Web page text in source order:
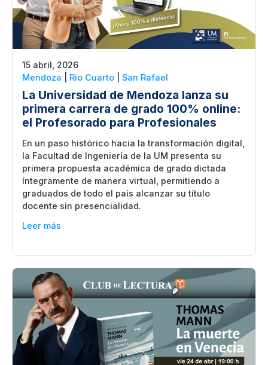
15 abril, 2026
Mendoza
Rio Cuarto San Rafael
La Universidad de Mendoza lanza su
primera carrera de grado 100% online:
el Profesorado para Profesionales
En un paso histórico hacia la transformación digital,
la Facultad de Ingeniería de la UM presenta su
primera propuesta académica de grado dictada
íntegramente de manera virtual, permitiendo a
graduados de todo el país alcanzar su título
docente sin presencialidad.
Leer más